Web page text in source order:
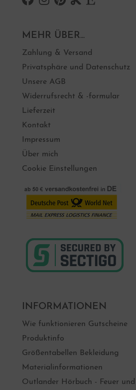
MEHR ÜBER...
Zahlung & Versand
Privatsphäre und Datenschutz
Unsere AGB
Widerrufsrecht & -formular
Lieferzeit
Kontakt
Impressum
Über mich
Cookie Einstellungen
INFORMATIONEN
Wie funktionieren Gutscheine
Produktinfo
Größentabellen Bekleidung
Materialinformationen
Outlander Hörbuch - Feuer